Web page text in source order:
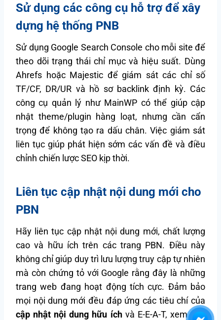
Sử dụng các công cụ hỗ trợ để xây
dựng hệ thống PNB
Sử dụng Google Search Console cho mỗi site để
theo dõi trạng thái chỉ mục và hiệu suất. Dùng
Ahrefs hoặc Majestic để giám sát các chỉ số
TF/CF, DR/UR và hồ sơ backlink định kỳ. Các
công cụ quản lý như MainWP có thể giúp cập
nhật theme/plugin hàng loạt, nhưng cần cẩn
trọng để không tạo ra dấu chân. Việc giám sát
liên tục giúp phát hiện sớm các vấn đề và điều
chỉnh chiến lược SEO kịp thời.
Liên tục cập nhật nội dung mới cho
PBN
Hãy liên tục cập nhật nội dung mới, chất lượng
cao và hữu ích trên các trang PBN. Điều này
không chỉ giúp duy trì lưu lượng truy cập tự nhiên
mà còn chứng tỏ với Google rằng đây là những
trang web đang hoạt động tích cực. Đảm bảo
mọi nội dung mới đều đáp ứng các tiêu chí của
cập nhật nội dung hữu íchvà E-E-A-T, xem mỗi